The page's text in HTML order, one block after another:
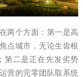
个方面：第一是高
点城市，无论生齿根
第二是正在先发劣势
营的完零团队取系统